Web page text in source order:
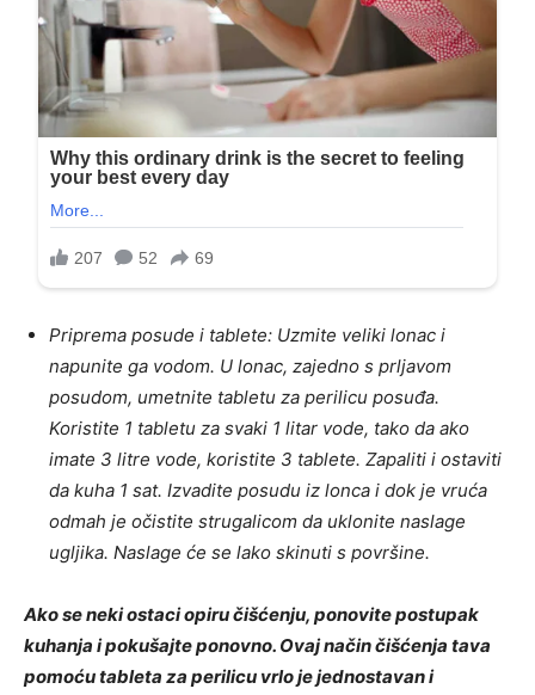
Priprema posude i tablete: Uzmite veliki lonac i
napunite ga vodom. U lonac, zajedno s prljavom
posudom, umetnite tabletu za perilicu posuđa.
Koristite 1 tabletu za svaki 1 litar vode, tako da ako
imate 3 litre vode, koristite 3 tablete. Zapaliti i ostaviti
da kuha 1 sat. Izvadite posudu iz lonca i dok je vruća
odmah je očistite strugalicom da uklonite naslage
ugljika. Naslage će se lako skinuti s površine.
Ako se neki ostaci opiru čišćenju, ponovite postupak
kuhanja i pokušajte ponovno. Ovaj način čišćenja tava
pomoću tableta za perilicu vrlo je jednostavan i